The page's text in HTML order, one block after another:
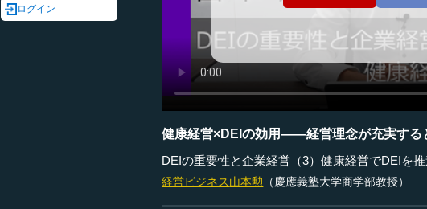
ログイン
健康経営×DEIの効用――経営理念が充実する
DEIの重要性と企業経営（3）健康経営でDEIを推
経営ビジネス山本勲 （慶應義塾大学商学部教授）